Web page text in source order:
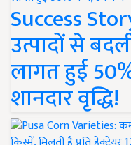
Success
उत्पादों से
लागत हुई
शानदार वृद्धि!